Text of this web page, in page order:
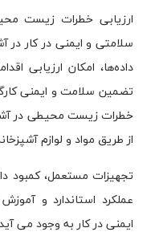
سلامتی و ایمنی در کار در
داده‌ها، امکان ارزیابی
تضمین سلامت و ایمنی
خطرات زیست محیطی در
از طریق مواد و لوازم
تجهیزات مستعمل، کمبود
عملکرد استاندارد و
ایمنی در کار به وجود می